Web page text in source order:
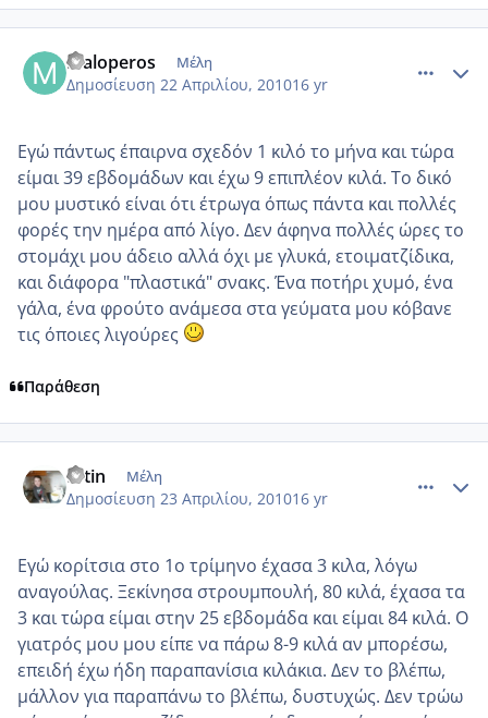
Maloperos Μέλη
Δημοσίευση 22 Απριλίου, 201016 yr
Εγώ πάντως έπαιρνα σχεδόν 1 κιλό το μήνα και τώρα
είμαι 39 εβδομάδων και έχω 9 επιπλέον κιλά. Το δικό
μου μυστικό είναι ότι έτρωγα όπως πάντα και πολλές
φορές την ημέρα από λίγο. Δεν άφηνα πολλές ώρες το
στομάχι μου άδειο αλλά όχι με γλυκά, ετοιματζίδικα,
και διάφορα "πλαστικά" σνακς. Ένα ποτήρι χυμό, ένα
γάλα, ένα φρούτο ανάμεσα στα γεύματα μου κόβανε
τις όποιες λιγούρες
Παράθεση
fotin Μέλη
Δημοσίευση 23 Απριλίου, 201016 yr
Εγώ κορίτσια στο 1ο τρίμηνο έχασα 3 κιλα, λόγω
αναγούλας. Ξεκίνησα στρουμπουλή, 80 κιλά, έχασα τα
3 και τώρα είμαι στην 25 εβδομάδα και είμαι 84 κιλά. Ο
γιατρός μου μου είπε να πάρω 8-9 κιλά αν μπορέσω,
επειδή έχω ήδη παραπανίσια κιλάκια. Δεν το βλέπω,
μάλλον για παραπάνω το βλέπω, δυστυχώς. Δεν τρώω